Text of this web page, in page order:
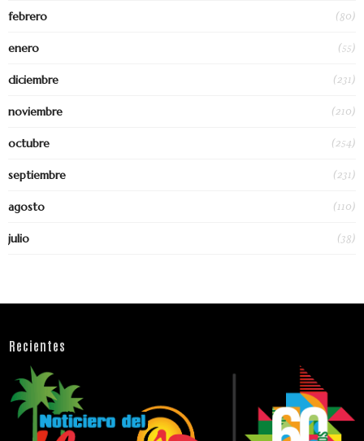
febrero (80)
enero (55)
diciembre (231)
noviembre (210)
octubre (254)
septiembre (231)
agosto (110)
julio (38)
Recientes